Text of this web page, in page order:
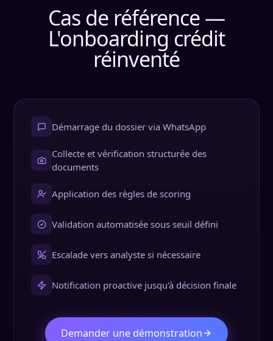
Cas de référence —
L'onboarding crédit
réinventé
Démarrage du dossier via WhatsApp
Collecte et vérification structurée des
documents
Application des règles de scoring
Validation automatisée sous seuil défini
Escalade vers analyste si nécessaire
Notification proactive jusqu'à décision finale
Demander une démonstration